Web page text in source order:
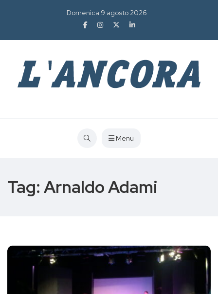
Domenica 9 agosto 2026
Menu
Tag: Arnaldo Adami